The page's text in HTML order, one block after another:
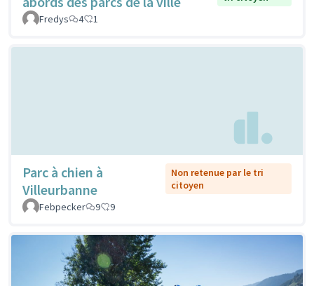
Fredys
4 1
Parc à chien à
Villeurbanne
Non retenue par le tri
citoyen
Febpecker
9 9